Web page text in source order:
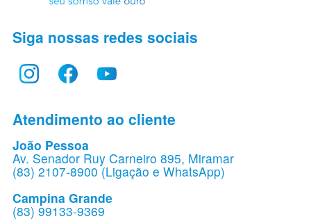
Siga nossas redes sociais
Atendimento ao cliente
João Pessoa
Av. Senador Ruy Carneiro 895, Miramar
(83) 2107-8900 (Ligação e WhatsApp)
Campina Grande
(83) 99133-9369